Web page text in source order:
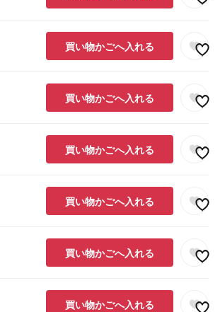
買い物かごへ入れる
買い物かごへ入れる
買い物かごへ入れる
買い物かごへ入れる
買い物かごへ入れる
買い物かごへ入れる